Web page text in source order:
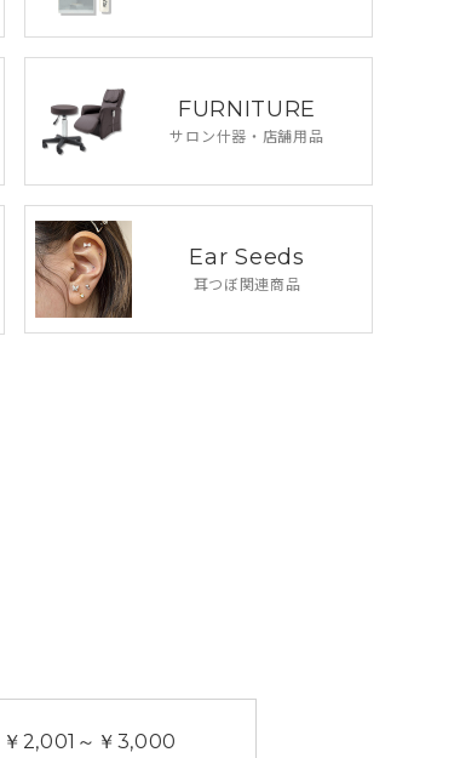
FURNITURE
サロン什器・ 店舗用品
Ear Seeds
耳つぼ関連商品
￥2,001 ～ ￥3,000